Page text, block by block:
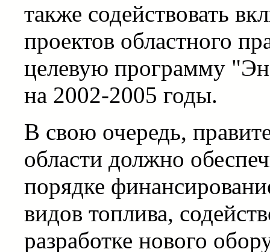
также содействовать
проектов областного
целевую программу
на 2002-2005 годы.
В свою очередь,
области должно
порядке
видов топлива,
разработке нового